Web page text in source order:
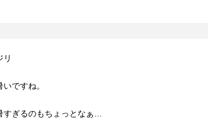
リ
ですね。
すぎるのもちょっとなぁ…